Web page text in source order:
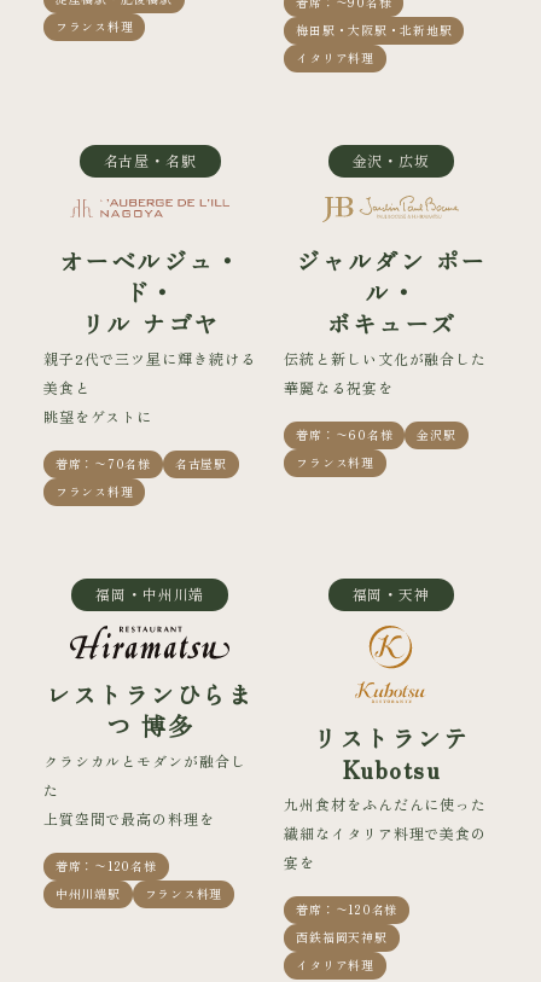
フランス料理
梅田駅・大阪駅・北新地駅
イタリア料理
オーベルジュ・
ド・
リル ナゴヤ
親子2代で三ツ星に輝き続ける
美食と
眺望をゲストに
着席：〜70名様
名古屋駅
フランス料理
名古屋・名駅
ジャルダン ポー
ル・
ボキューズ
伝統と新しい文化が融合した
華麗なる祝宴を
着席：〜60名様
金沢駅
フランス料理
金沢・広坂
レストランひらま
つ 博多
クラシカルとモダンが融合し
た
上質空間で最高の料理を
着席：〜120名様
中州川端駅
フランス料理
福岡・中州川端
リストランテ
Kubotsu
九州食材をふんだんに使った
繊細なイタリア料理で美食の
宴を
着席：〜120名様
西鉄福岡天神駅
イタリア料理
福岡・天神